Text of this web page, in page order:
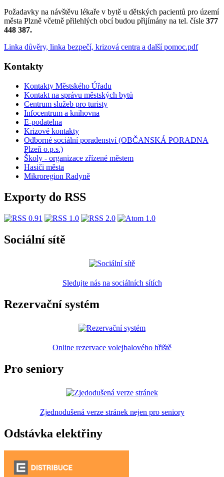
Požadavky na návštěvu lékaře v bytě u dětských pacientů pro území
města Plzně včetně přilehlých obcí budou přijímány na tel. čísle 377
448 387.
Linka důvěry, linka bezpečí, krizová centra a další pomoc.pdf
Kontakty
Kontakty Městského Úřadu
Kontakt na správu městských bytů
Centrum služeb pro turisty
Infocentrum a knihovna
E-podatelna
Krizové kontakty
Odborné sociální poradenství (OBČANSKÁ PORADNA
Plzeň o.p.s.)
Školy - organizace zřízené městem
Hasiči města
Mikroregion Radyně
Exporty do RSS
Sociální sítě
Sledujte nás na sociálních sítích
Rezervační systém
Online rezervace volejbalového hřiště
Pro seniory
Zjednodušená verze stránek nejen pro seniory
Odstávka elektřiny